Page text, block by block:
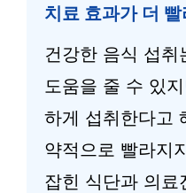
치료 효과가 더
건강한 음식 섭취
도움을 줄 수 있
하게 섭취한다고
약적으로 빨라지
잡힌 식단과 의료